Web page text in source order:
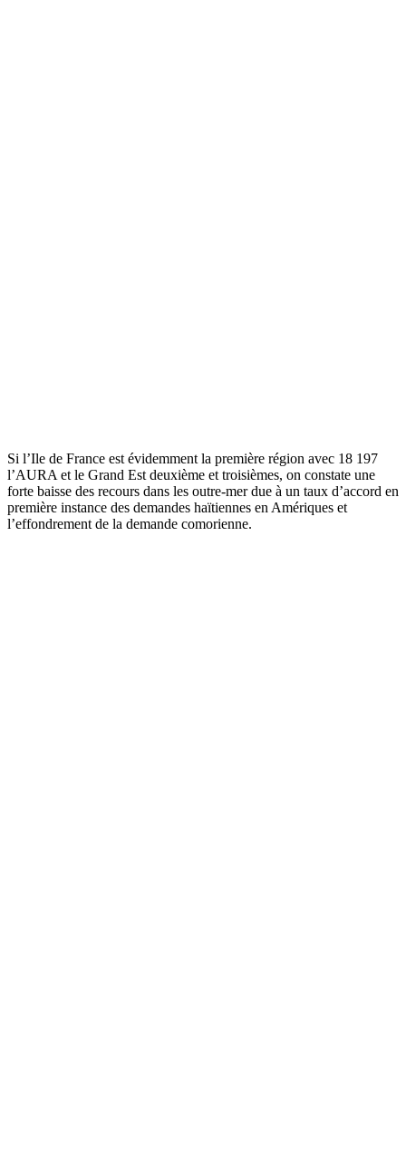
Si l’Ile de France est évidemment la première région avec 18 197
l’AURA et le Grand Est deuxième et troisièmes, on constate une
forte baisse des recours dans les outre-mer due à un taux d’accord en
première instance des demandes haïtiennes en Amériques et
l’effondrement de la demande comorienne.